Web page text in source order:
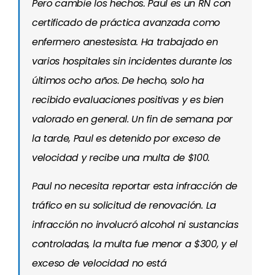
Pero cambie los hechos. Paul es un RN con
certificado de práctica avanzada como
enfermero anestesista. Ha trabajado en
varios hospitales sin incidentes durante los
últimos ocho años. De hecho, solo ha
recibido evaluaciones positivas y es bien
valorado en general. Un fin de semana por
la tarde, Paul es detenido por exceso de
velocidad y recibe una multa de $100.
Paul no necesita reportar esta infracción de
tráfico en su solicitud de renovación. La
infracción no involucró alcohol ni sustancias
controladas, la multa fue menor a $300, y el
exceso de velocidad no está